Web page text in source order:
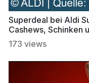
Superdeal bei Aldi
Cashews, Schinken
173 views